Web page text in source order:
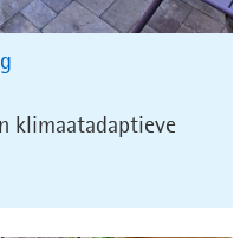
klimaatadaptieve